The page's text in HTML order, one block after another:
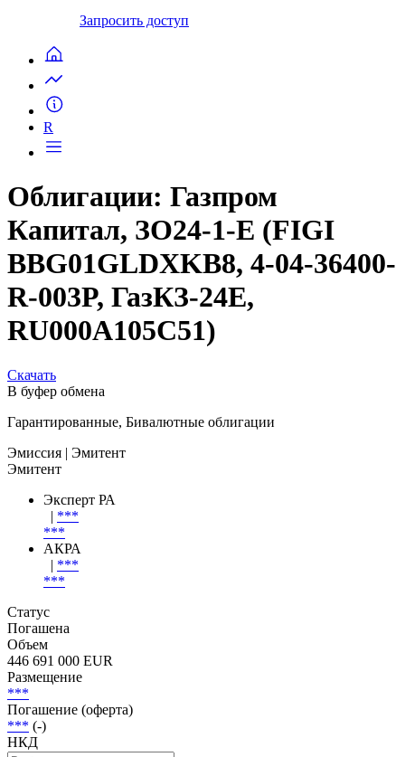
Запросить доступ
R
Облигации: Газпром
Капитал, ЗО24-1-Е (FIGI
BBG01GLDXKB8, 4-04-36400-
R-003P, ГазКЗ-24Е,
RU000A105C51)
Скачать
В буфер обмена
Гарантированные, Бивалютные облигации
Эмиссия | Эмитент
Эмитент
Эксперт РА
| ***
***
АКРА
| ***
***
Статус
Погашена
Объем
446 691 000 EUR
Размещение
***
Погашение (оферта)
*** (-)
НКД